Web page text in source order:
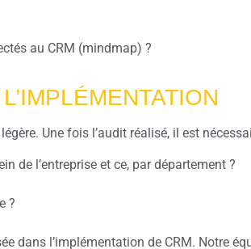
au CRM (mindmap) ?
Une fois l’audit réalisé, il est
de l’entreprise et ce, par département ?
?
dans l’implémentation de CRM. Notre